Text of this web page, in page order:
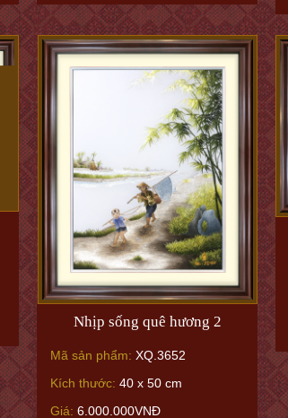
Nhịp sống quê hương 2
Mã sản phẩm: XQ.3652
Kích thước: 40 x 50 cm
Giá: 6.000.000VNĐ